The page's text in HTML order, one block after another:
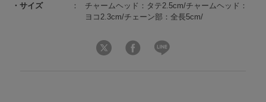
サイズ
チャームヘッド：タテ2.5cm/チャームヘッド：
ヨコ2.3cm/チェーン部：全長5cm/